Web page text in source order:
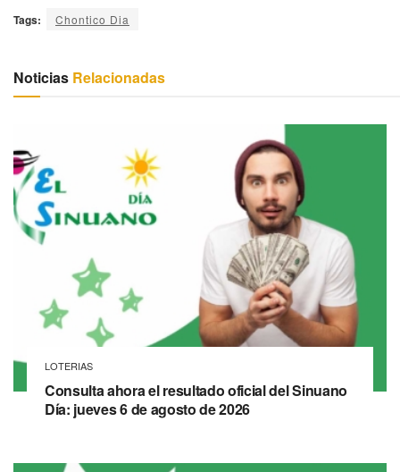
Tags: Chontico Dia
Noticias Relacionadas
LOTERIAS
Consulta ahora el resultado oficial del Sinuano
Día: jueves 6 de agosto de 2026